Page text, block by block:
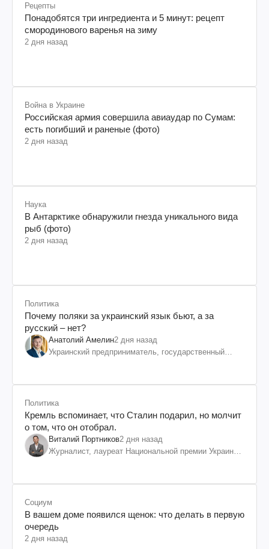
Рецепты
Понадобятся три ингредиента и 5 минут: рецепт
смородинового варенья на зиму
2 дня назад
Война в Украине
Российская армия совершила авиаудар по Сумам:
есть погибший и раненые (фото)
2 дня назад
Наука
В Антарктике обнаружили гнезда уникального вида
рыб (фото)
2 дня назад
Политика
Почему поляки за украинский язык бьют, а за
русский – нет?
Анатолий Амелин2 дня назад
Украинский предприниматель, государственный
Политика
Кремль вспоминает, что Сталин подарил, но молчит
о том, что он отобрал.
Виталий Портников2 дня назад
Журналист, лауреат Национальной премии Украины
Социум
В вашем доме появился щенок: что делать в первую
очередь
2 дня назад